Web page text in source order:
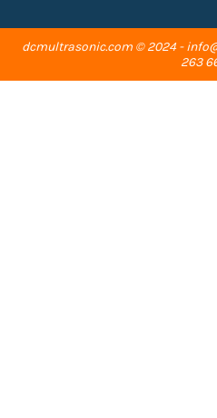
dcmultrasonic.com© 2024 -
263